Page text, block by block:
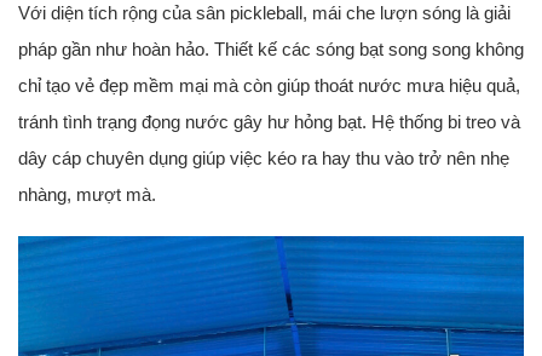
Với diện tích rộng của sân pickleball, mái che lượn sóng là giải
pháp gần như hoàn hảo. Thiết kế các sóng bạt song song không
chỉ tạo vẻ đẹp mềm mại mà còn giúp thoát nước mưa hiệu quả,
tránh tình trạng đọng nước gây hư hỏng bạt. Hệ thống bi treo và
dây cáp chuyên dụng giúp việc kéo ra hay thu vào trở nên nhẹ
nhàng, mượt mà.